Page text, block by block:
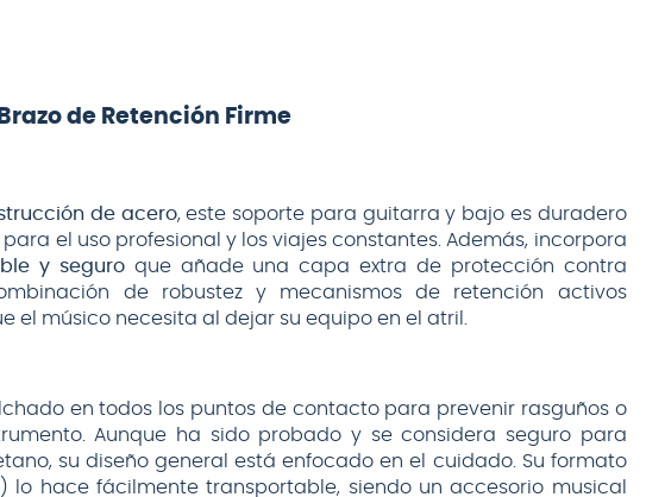
de Retención Firme
de acero, este soporte para guitarra y bajo es duradero
el uso profesional y los viajes constantes. Además, incorpora
y seguroque añade una capa extra de protección contra
de robustez y mecanismos de retención activos
el músico necesita al dejar su equipo en el atril.
en todos los puntos de contacto para prevenir rasguños o
Aunque ha sido probado y se considera seguro para
su diseño general está enfocado en el cuidado. Su formato
lo hace fácilmente transportable, siendo un accesorio musical